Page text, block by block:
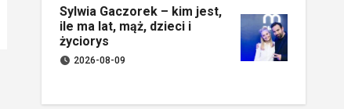
Sylwia Gaczorek – kim jest,
ile ma lat, mąż, dzieci i
życiorys
2026-08-09